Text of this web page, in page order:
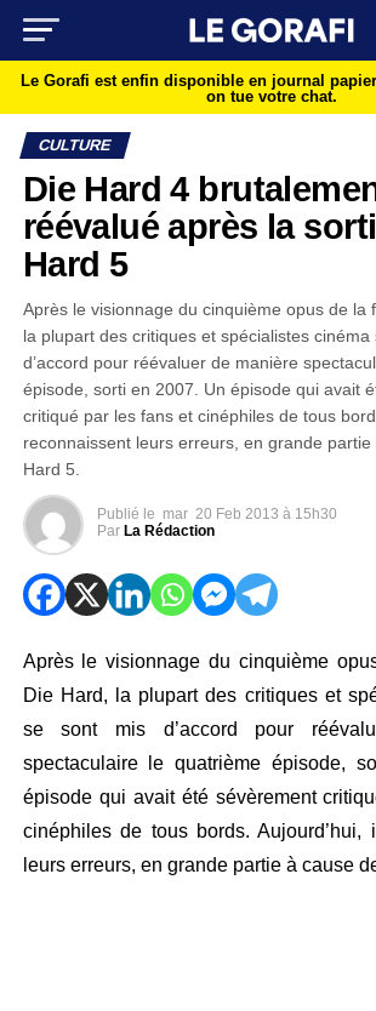
Le Gorafi est enfin disponible en journal
on tue votre chat.
CULTURE
Die Hard 4
réévalué après la
Hard 5
Après le visionnage du cinquième opus de la
la plupart des critiques et spécialistes cinéma
d’accord pour réévaluer de manière
épisode, sorti en 2007. Un épisode qui avait
critiqué par les fans et cinéphiles de tous
reconnaissent leurs erreurs, en grande partie
Hard 5.
Publié le mar 20 Feb 2013 à 15h30
Par La Rédaction
Après le visionnage du cinquième
Die Hard, la plupart des critiques et
se sont mis d’accord pour
spectaculaire le quatrième épisode,
épisode qui avait été sévèrement
cinéphiles de tous bords. Aujourd’hui,
leurs erreurs, en grande partie à cause